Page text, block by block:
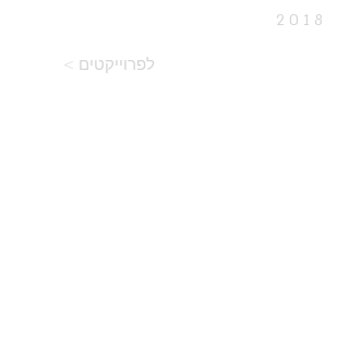
2018
< לפרוייקטים